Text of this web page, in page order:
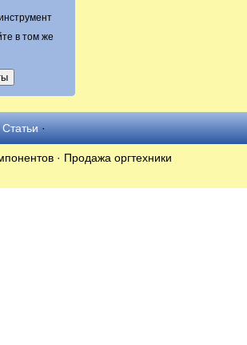
в том же
Статьи·
· Продажа оргтехники